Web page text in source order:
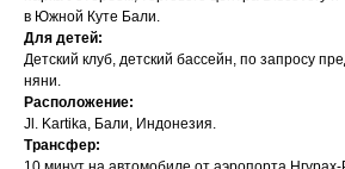
в Южной Куте Бали.
Для детей:
Детский клуб, детский бассейн, по запросу
няни.
Расположение:
Jl. Kartika, Бали, Индонезия.
Трансфер: